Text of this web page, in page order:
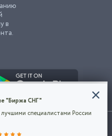
в
объявлений, означает
сделать
"Биржа СНГ"
специалистами России